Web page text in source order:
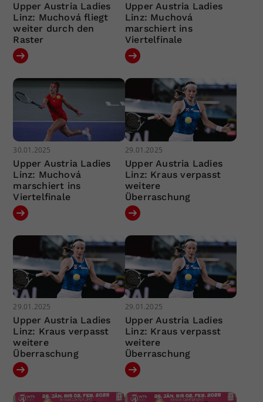
Upper Austria Ladies
Linz: Muchová fliegt
weiter durch den
Raster
Upper Austria Ladies
Linz: Muchová
marschiert ins
Viertelfinale
30.01.2025
Upper Austria Ladies
Linz: Muchová
marschiert ins
Viertelfinale
29.01.2025
Upper Austria Ladies
Linz: Kraus verpasst
weitere
Überraschung
29.01.2025
Upper Austria Ladies
Linz: Kraus verpasst
weitere
Überraschung
29.01.2025
Upper Austria Ladies
Linz: Kraus verpasst
weitere
Überraschung